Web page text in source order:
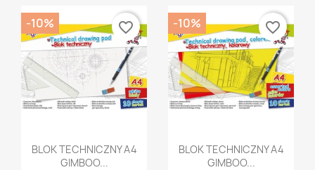
Szybki podgląd
BLOK TECHNICZNY A4
GIMBOO...
-10% favorite_border
Szybki podgląd
BLOK TECHNICZNY A4
GIMBOO...
-10% favorite_border